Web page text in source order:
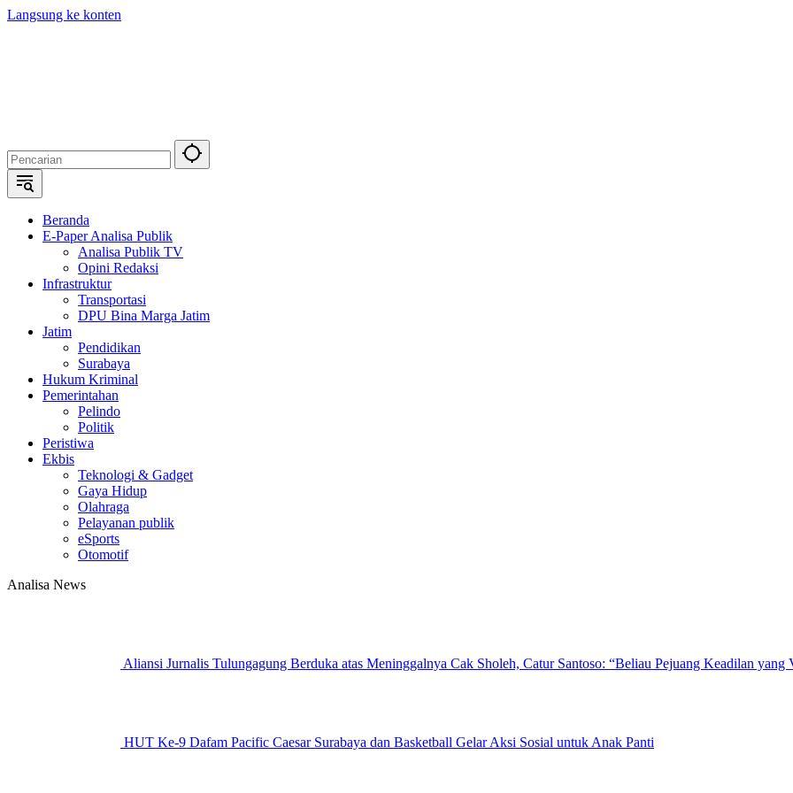
Langsung ke konten
Beranda
E-Paper Analisa Publik
Analisa Publik TV
Opini Redaksi
Infrastruktur
Transportasi
DPU Bina Marga Jatim
Jatim
Pendidikan
Surabaya
Hukum Kriminal
Pemerintahan
Pelindo
Politik
Peristiwa
Ekbis
Teknologi & Gadget
Gaya Hidup
Olahraga
Pelayanan publik
eSports
Otomotif
Analisa News
Aliansi Jurnalis Tulungagung Berduka atas Meninggalnya Cak Sholeh, Catur Santoso: “Beliau Pejuang Keadilan yang
HUT Ke-9 Dafam Pacific Caesar Surabaya dan Basketball Gelar Aksi Sosial untuk Anak Panti